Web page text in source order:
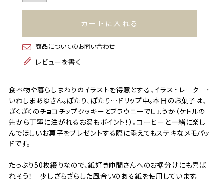
カートに入れる
商品についてのお問い合わせ
レビューを書く
食べ物や暮らしまわりのイラストを得意とする、イラストレーター・
いわしまあゆさん。ぽたり、ぽたり…ドリップ中。本日のお菓子は、
ざくざくのチョコチップクッキーとブラウニーでしょうか（ケトルの
先から丁寧に注がれるお湯もポイント！）。コーヒーと一緒に楽し
んでほしいお菓子をプレゼントする際に添えてもステキなメモパッ
ドです。
たっぷり50枚綴りなので、紙好き仲間さんへのお裾分けにも喜ば
れそう！ 少しざらざらした風合いのある紙を使用しています。